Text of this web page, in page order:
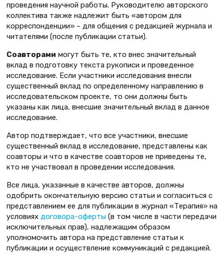
проведения научной работы. Руководителю авторского
коллектива также надлежит быть «автором для
корреспонденции» – для общения с редакцией журнала и
читателями (после публикации статьи).
Соавторами могут быть те, кто внес значительный
вклад в подготовку текста рукописи и проведенное
исследование. Если участники исследования внесли
существенный вклад по определенному направлению в
исследовательском проекте, то они должны быть
указаны как лица, внесшие значительный вклад в данное
исследование.
Автор подтверждает, что все участники, внесшие
существенный вклад в исследование, представлены как
соавторы и что в качестве соавторов не приведены те,
кто не участвовал в проведении исследования.
Все лица, указанные в качестве авторов, должны
одобрить окончательную версию статьи и согласиться с
представлением ее для публикации в журнал «Терапия» на
условиях договора-оферты (в том числе в части передачи
исключительных прав), надлежащим образом
уполномочить автора на представление статьи к
публикации и осуществление коммуникаций с редакцией.